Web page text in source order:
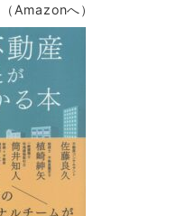
（Amazonへ）